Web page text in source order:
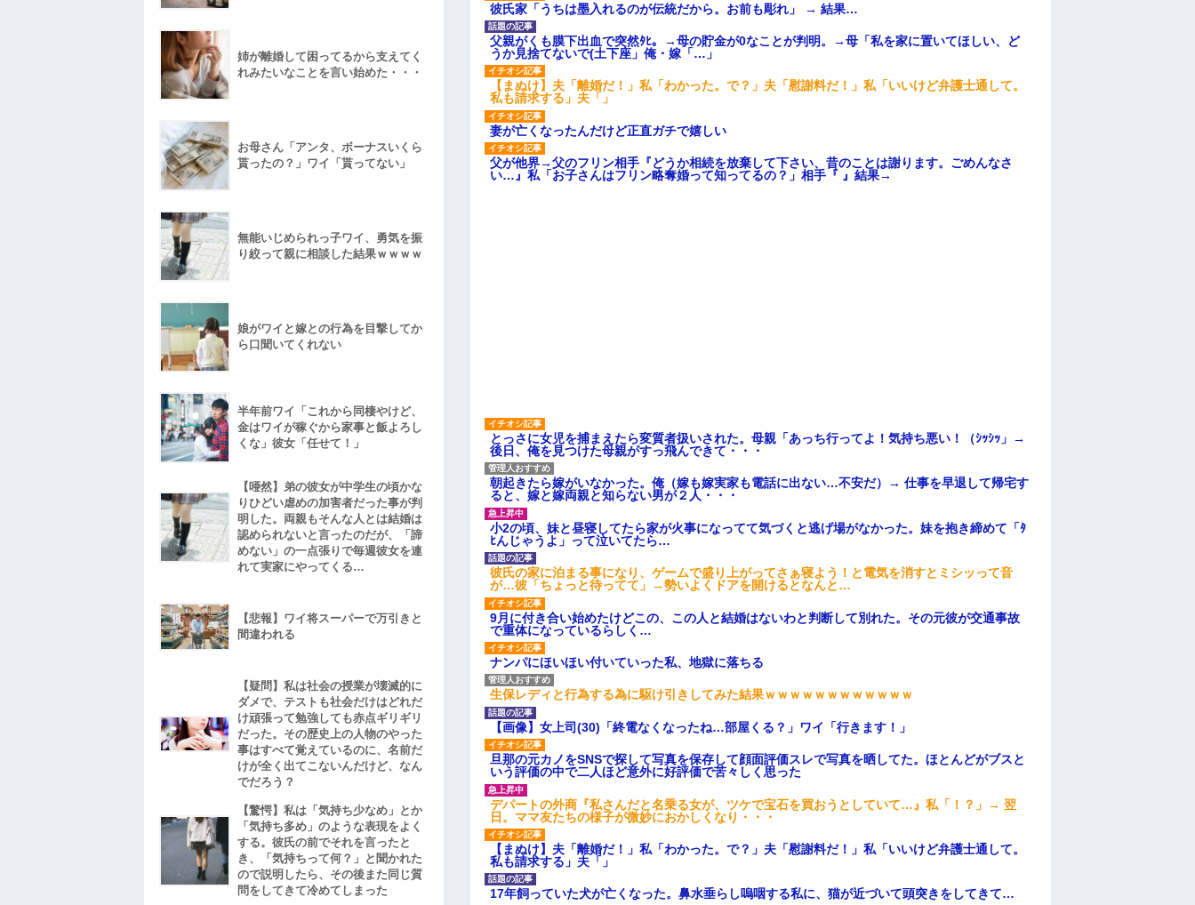
彼氏家「うちは墨入れるのが伝統だから。お前も彫れ」 → 結果…
父親がくも膜下出血で突然ﾀﾋ。→母の貯金が0なことが判明。→母「私を家に置いてほしい、ど
うか見捨てないで(土下座」俺・嫁「…」
【まぬけ】夫「離婚だ！」私「わかった。で？」夫「慰謝料だ！」私「いいけど弁護士通して。
私も請求する」夫「」
妻が亡くなったんだけど正直ガチで嬉しい
父が他界→父のフリン相手『どうか相続を放棄して下さい、昔のことは謝ります。ごめんなさ
い…』私「お子さんはフリン略奪婚って知ってるの？」相手『 』結果→
とっさに女児を捕まえたら変質者扱いされた。母親「あっち行ってよ！気持ち悪い！（ｼｯｼｯ」→
後日、俺を見つけた母親がすっ飛んできて・・・
朝起きたら嫁がいなかった。俺（嫁も嫁実家も電話に出ない…不安だ）→ 仕事を早退して帰宅す
ると、嫁と嫁両親と知らない男が２人・・・
小2の頃、妹と昼寝してたら家が火事になってて気づくと逃げ場がなかった。妹を抱き締めて「ﾀ
ﾋんじゃうよ」って泣いてたら…
彼氏の家に泊まる事になり、ゲームで盛り上がってさぁ寝よう！と電気を消すとミシッって音
が…彼「ちょっと待ってて」→勢いよくドアを開けるとなんと…
9月に付き合い始めたけどこの、この人と結婚はないわと判断して別れた。その元彼が交通事故
で重体になっているらしく…
ナンパにほいほい付いていった私、地獄に落ちる
生保レディと行為する為に駆け引きしてみた結果ｗｗｗｗｗｗｗｗｗｗｗｗ
【画像】女上司(30)「終電なくなったね…部屋くる？」ワイ「行きます！」
旦那の元カノをSNSで探して写真を保存して顔面評価スレで写真を晒してた。ほとんどがブスと
いう評価の中で二人ほど意外に好評価で苦々しく思った
デパートの外商『私さんだと名乗る女が、ツケで宝石を買おうとしていて…』私「！？」→ 翌
日。ママ友たちの様子が微妙におかしくなり・・・
【まぬけ】夫「離婚だ！」私「わかった。で？」夫「慰謝料だ！」私「いいけど弁護士通して。
私も請求する」夫「」
17年飼っていた犬が亡くなった。鼻水垂らし嗚咽する私に、猫が近づいて頭突きをしてきて…
姉が離婚して困ってるから支えてく
れみたいなことを言い始めた・・・
お母さん「アンタ、ボーナスいくら
貰ったの？」ワイ「貰ってない」
無能いじめられっ子ワイ、勇気を振
り絞って親に相談した結果ｗｗｗｗ
娘がワイと嫁との行為を目撃してか
ら口聞いてくれない
半年前ワイ「これから同棲やけど、
金はワイが稼ぐから家事と飯よろし
くな」彼女「任せて！」
【唖然】弟の彼女が中学生の頃かな
りひどい虐めの加害者だった事が判
明した。両親もそんな人とは結婚は
認められないと言ったのだが、「諦
めない」の一点張りで毎週彼女を連
れて実家にやってくる…
【悲報】ワイ将スーパーで万引きと
間違われる
【疑問】私は社会の授業が壊滅的に
ダメで、テストも社会だけはどれだ
け頑張って勉強しても赤点ギリギリ
だった。その歴史上の人物のやった
事はすべて覚えているのに、名前だ
けが全く出てこないんだけど、なん
でだろう？
【驚愕】私は「気持ち少なめ」とか
「気持ち多め」のような表現をよく
する。彼氏の前でそれを言ったと
き、「気持ちって何？」と聞かれた
ので説明したら、その後また同じ質
問をしてきて冷めてしまった